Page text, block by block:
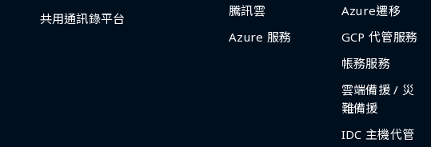
共用通訊錄平台
騰訊雲
Azure 服務
Azure遷移
GCP 代管服務
帳務服務
雲端備援 / 災
難備援
IDC 主機代管